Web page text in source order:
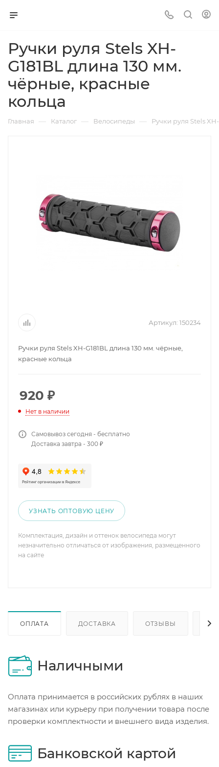
Ручки руля Stels XH-
G181BL длина 130 мм.
чёрные, красные
кольца
Главная — Каталог — Велосипеды — Ручки руля Stels
Артикул: 150234
Ручки руля Stels XH-G181BL длина 130 мм. чёрные,
красные кольца
920 ₽
Нет в наличии
Самовывоз сегодня - бесплатно
Доставка завтра - 300 ₽
УЗНАТЬ ОПТОВУЮ ЦЕНУ
Комплектация, дизайн и оттенок велосипеда могут
незначительно отличаться от изображения, размещенного
на сайте
ОПЛАТА ДОСТАВКА ОТЗЫВЫ
Наличными
Оплата принимается в российских рублях в наших
магазинах или курьеру при получении товара после
проверки комплектности и внешнего вида изделия.
Банковской картой